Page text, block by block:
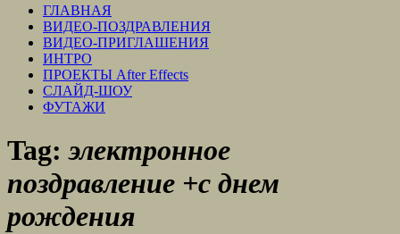
ГЛАВНАЯ
ВИДЕО-ПОЗДРАВЛЕНИЯ
ВИДЕО-ПРИГЛАШЕНИЯ
ИНТРО
ПРОЕКТЫ After Effects
СЛАЙД-ШОУ
ФУТАЖИ
Tag: электронное
поздравление +с днем
рождения